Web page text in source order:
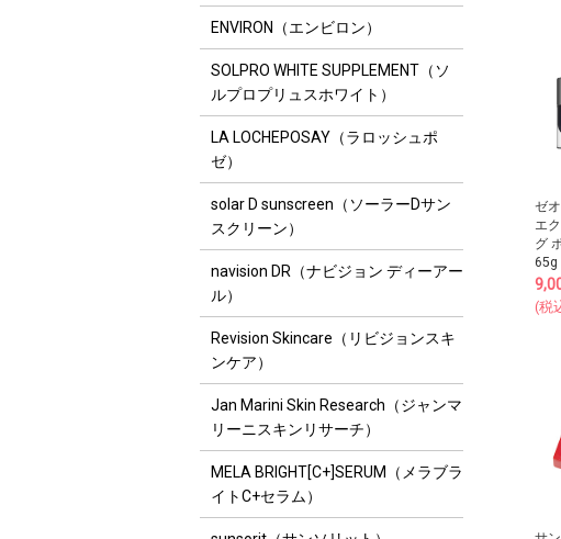
ENVIRON（エンビロン）
SOLPRO WHITE SUPPLEMENT（ソ
ルプロプリュスホワイト）
LA LOCHEPOSAY（ラロッシュポ
ゼ）
solar D sunscreen（ソーラーDサン
スクリーン）
navision DR（ナビジョン ディーアー
ル）
Revision Skincare（リビジョンスキ
ンケア）
Jan Marini Skin Research（ジャンマ
リーニスキンリサーチ）
MELA BRIGHT[C+]SERUM（メラブラ
イトC+セラム）
ゼ
エ
グ
65g
(税